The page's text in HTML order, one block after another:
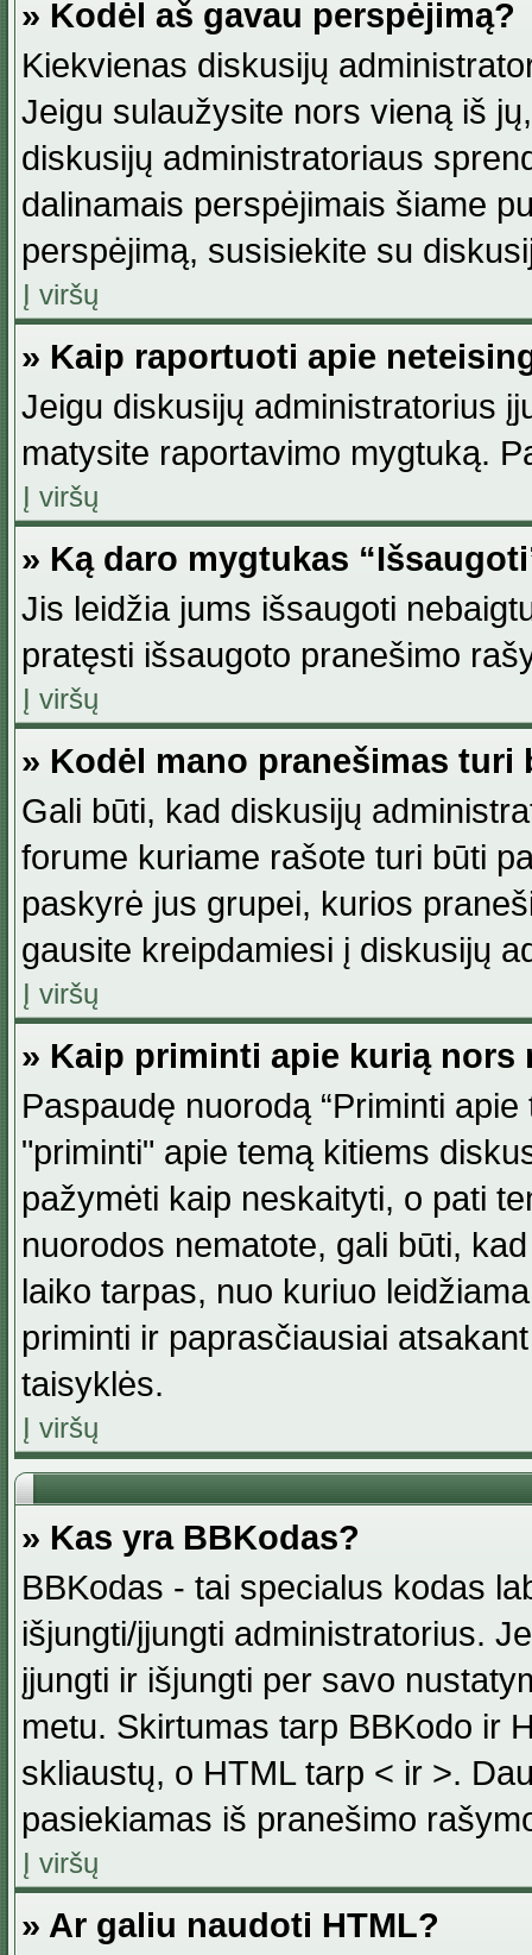
» Kodėl aš gavau perspėjimą?
Kiekvienas diskusijų
Jeigu sulaužysite nors vieną iš
diskusijų administratoriaus
dalinamais perspėjimais šiame
perspėjimą, susisiekite su
Į viršų
» Kaip raportuoti apie
Jeigu diskusijų administratorius
matysite raportavimo mygtuką.
Į viršų
» Ką daro mygtukas
Jis leidžia jums išsaugoti
pratęsti išsaugoto pranešimo
Į viršų
» Kodėl mano pranešimas
Gali būti, kad diskusijų
forume kuriame rašote turi būti
paskyrė jus grupei, kurios
gausite kreipdamiesi į diskusijų
Į viršų
» Kaip priminti apie kurią nors
Paspaudę nuorodą “Priminti
"priminti" apie temą kitiems
pažymėti kaip neskaityti, o pati
nuorodos nematote, gali būti,
laiko tarpas, nuo kuriuo
priminti ir paprasčiausiai
taisyklės.
Į viršų
» Kas yra BBKodas?
BBKodas - tai specialus kodas
išjungti/įjungti administratorius.
įjungti ir išjungti per savo
metu. Skirtumas tarp BBKodo ir
skliaustų, o HTML tarp < ir >.
pasiekiamas iš pranešimo
Į viršų
» Ar galiu naudoti HTML?